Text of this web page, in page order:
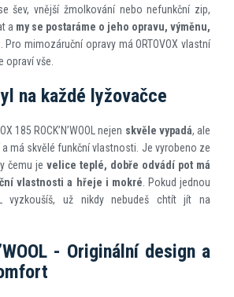
šev, vnější žmolkování nebo nefunkční zip,
a my se postaráme o jeho opravu, výměnu,
. Pro mimozáruční opravy má ORTOVOX vlastní
opraví vše.
na každé lyžovačce
185 ROCK’N’WOOL nejen skvěle vypadá, ale
a má skvělé funkční vlastnosti. Je vyrobeno ze
čemu je velice teplé, dobře odvádí pot má
vlastnosti a hřeje i mokré. Pokud jednou
vyzkoušíš, už nikdy nebudeš chtít jít na
- Originální design a